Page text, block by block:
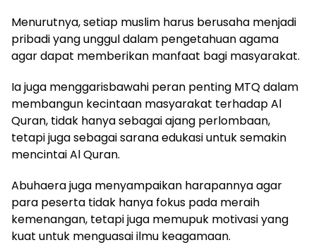
Menurutnya, setiap muslim harus berusaha menjadi
pribadi yang unggul dalam pengetahuan agama
agar dapat memberikan manfaat bagi masyarakat.
Ia juga menggarisbawahi peran penting MTQ dalam
membangun kecintaan masyarakat terhadap Al
Quran, tidak hanya sebagai ajang perlombaan,
tetapi juga sebagai sarana edukasi untuk semakin
mencintai Al Quran.
Abuhaera juga menyampaikan harapannya agar
para peserta tidak hanya fokus pada meraih
kemenangan, tetapi juga memupuk motivasi yang
kuat untuk menguasai ilmu keagamaan.